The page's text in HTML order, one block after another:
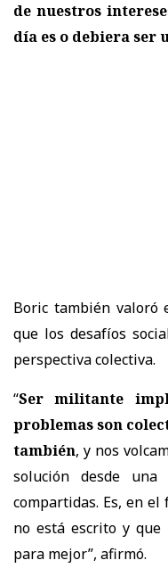
de nuestros
día es o debiera
Boric también
que los desafíos
perspectiva colectiva.
“Ser militante
problemas son
también, y nos
solución desde
compartidas. Es, en
no está escrito y
para mejor”, afirmó.